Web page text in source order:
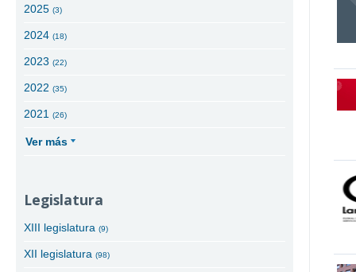
2025(3)
2024(18)
2023(22)
2022(35)
2021(26)
Ver más
Legislatura
XIII legislatura(9)
XII legislatura(98)